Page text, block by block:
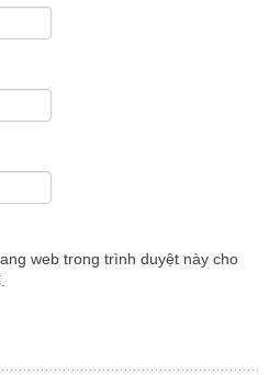
web trong trình duyệt này cho